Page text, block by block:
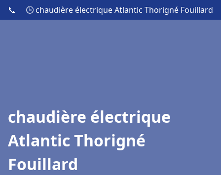
📞 🕒 chaudière électrique Atlantic Thorigné Fouillard
chaudière électrique
Atlantic Thorigné
Fouillard